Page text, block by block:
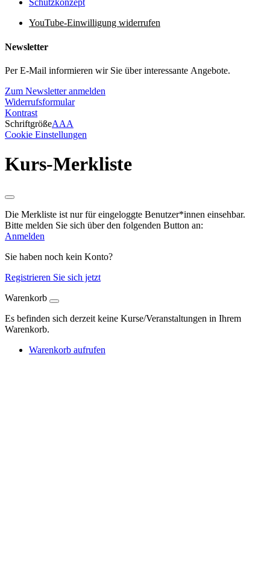
Schutzkonzept
YouTube-Einwilligung widerrufen
Newsletter
Per E-Mail informieren wir Sie über interessante Angebote.
Zum Newsletter anmelden
Widerrufsformular
Kontrast
SchriftgrößeAAA
Cookie Einstellungen
Kurs-Merkliste
Die Merkliste ist nur für eingeloggte Benutzer*innen einsehbar.
Bitte melden Sie sich über den folgenden Button an:
Anmelden
Sie haben noch kein Konto?
Registrieren Sie sich jetzt
Warenkorb
Es befinden sich derzeit keine Kurse/Veranstaltungen in Ihrem
Warenkorb.
Warenkorb aufrufen